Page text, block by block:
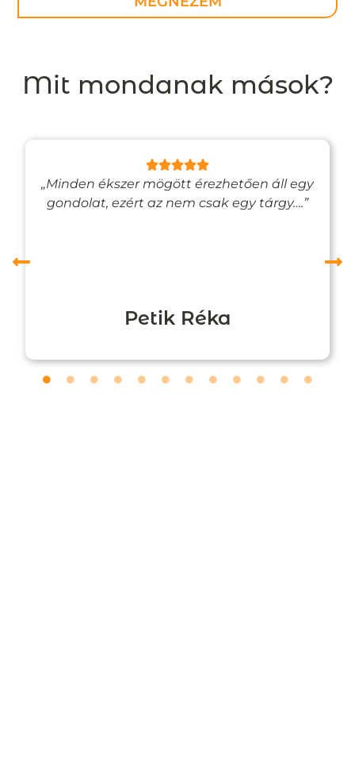
Mit mondanak mások?
„Minden ékszer mögött érezhetően áll egy
gondolat, ezért az nem csak egy tárgy….”
Petik Réka